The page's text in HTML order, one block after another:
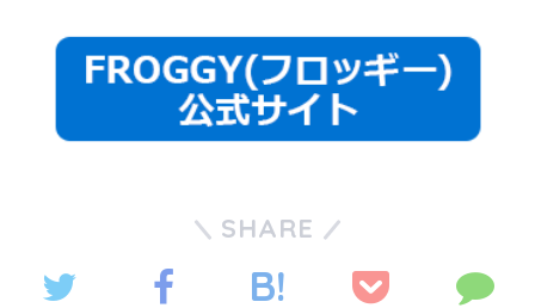
SHARE